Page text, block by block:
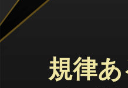
規律